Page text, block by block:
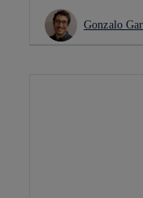
Gonzalo